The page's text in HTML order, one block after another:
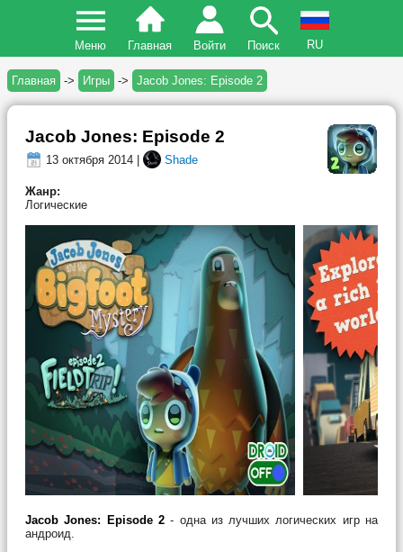
Меню Главная Войти Поиск RU
Главная -> Игры -> Jacob Jones: Episode 2
Jacob Jones: Episode 2
13 октября 2014 | Shade
Жанр:
Логические
Jacob Jones: Episode 2- одна из лучших логических игр на
андроид.